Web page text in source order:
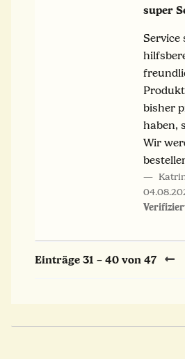
super
Service
bisher
haben,
Wir
Einträge 31 – 40 von 47